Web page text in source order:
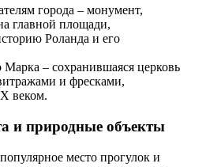
города – монумент,
главной площади,
Роланда и его
Марка – сохранившаяся церковь
и фресками,
веком.
и природные объекты
место прогулок и